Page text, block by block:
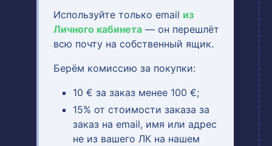
Используйте только email из
Личного кабинета — он перешлёт
всю почту на собственный ящик.
Берём комиссию за покупки:
10 € за заказ менее 100 €;
15% от стоимости заказа за
заказ на email, имя или адрес
не из вашего ЛК на нашем